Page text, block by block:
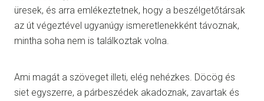
üresek, és arra emlékeztetnek, hogy a beszélgetőtársak
az út végeztével ugyanúgy ismeretlenekként távoznak,
mintha soha nem is találkoztak volna.
Ami magát a szöveget illeti, elég nehézkes. Döcög és
siet egyszerre, a párbeszédek akadoznak, zavartak és